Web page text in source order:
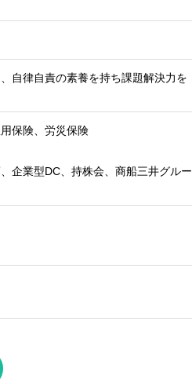
自律自責の素養を持ち課題解決力を
保険、労災保険
企業型DC、持株会、商船三井グルー